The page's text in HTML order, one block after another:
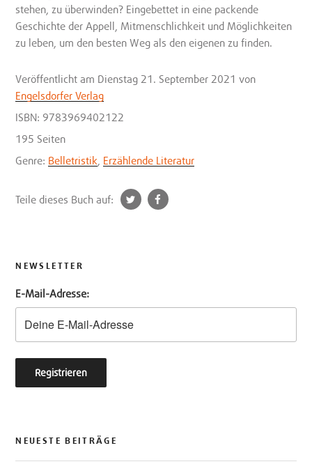
stehen, zu überwinden? Eingebettet in eine packende
Geschichte der Appell, Mitmenschlichkeit und Möglichkeiten
zu leben, um den besten Weg als den eigenen zu finden.
Veröffentlicht am Dienstag 21. September 2021 von
Engelsdorfer Verlag
ISBN: 9783969402122
195 Seiten
Genre: Belletristik Erzählende Literatur
Teile dieses Buch auf:
t
NEWSLETTER
E-Mail-Adresse:
NEUESTE BEITRÄGE